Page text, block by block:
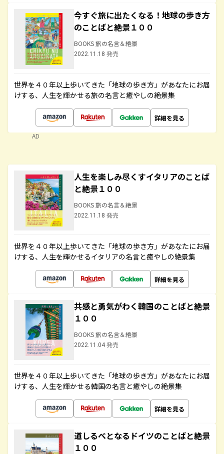
今すぐ旅に出たくなる！地球の歩き方
のことばと絶景１００
BOOKS 旅の名言＆絶景
2022.11.18 発売
世界を４０年以上歩いてきた「地球の歩き方」があなたにお届
けする、人生を輝かせる旅の名言と癒やしの絶景集
詳細を見る
AD
人生を楽しみ尽くすイタリアのことば
と絶景１００
BOOKS 旅の名言＆絶景
2022.11.18 発売
世界を４０年以上歩いてきた「地球の歩き方」があなたにお届
けする、人生を輝かせるイタリアの名言と癒やしの絶景集
詳細を見る
共感と勇気がわく韓国のことばと絶景
１００
BOOKS 旅の名言＆絶景
2022.11.04 発売
世界を４０年以上歩いてきた「地球の歩き方」があなたにお届
けする、人生を輝かせる韓国の名言と癒やしの絶景集
詳細を見る
道しるべとなるドイツのことばと絶景
１００